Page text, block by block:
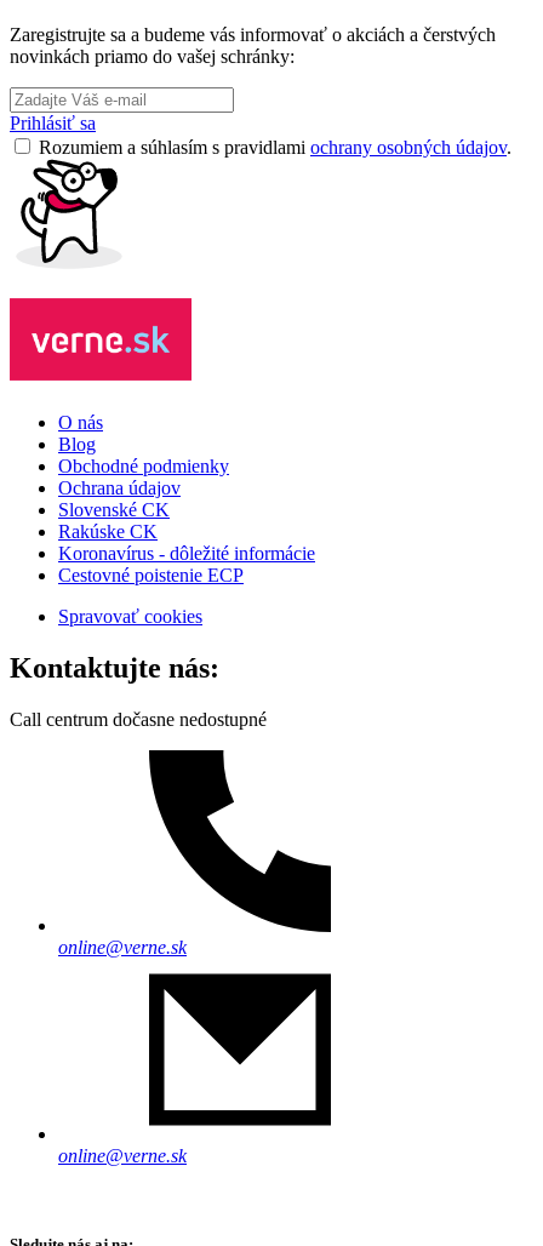
Zaregistrujte sa a budeme vás informovať o akciách a čerstvých
novinkách priamo do vašej schránky:
Prihlásiť sa
Rozumiem a súhlasím s pravidlami ochrany osobných údajov.
O nás
Blog
Obchodné podmienky
Ochrana údajov
Slovenské CK
Rakúske CK
Koronavírus - dôležité informácie
Cestovné poistenie ECP
Spravovať cookies
Kontaktujte nás:
Call centrum dočasne nedostupné
online@verne.sk
online@verne.sk